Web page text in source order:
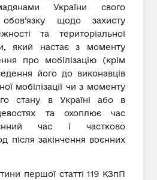
України свого
обов’язку щодо захисту
та територіальної
який настає з моменту
про мобілізацію (крім
його до виконавців
мобілізації чи з моменту
стану в Україні або в
та охоплює час
час і частково
після закінчення воєнних
першої статті 119 КЗпП